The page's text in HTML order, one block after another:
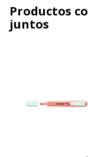
Productos
juntos